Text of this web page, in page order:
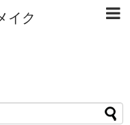
イク